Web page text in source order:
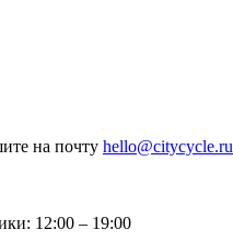
на почту hello@citycycle.ru
12:00 – 19:00